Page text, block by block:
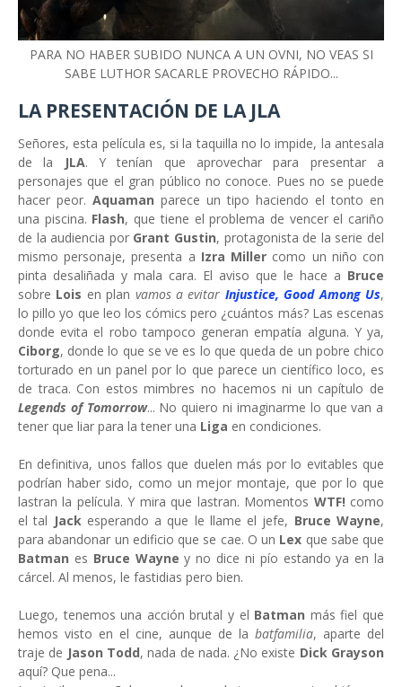
PARA NO HABER SUBIDO NUNCA A UN OVNI, NO VEAS SI
SABE LUTHOR SACARLE PROVECHO RÁPIDO...
LA PRESENTACIÓN DE LA JLA
Señores, esta película es, si la taquilla no lo impide, la antesala
de la
JLA. Y tenían que aprovechar para presentar a
personajes que el gran público no conoce. Pues no se puede
hacer peor. Aquaman parece un tipo haciendo el tonto en
una piscina. Flash, que tiene el problema de vencer el cariño
de la audiencia por Grant Gustin, protagonista de la serie del
mismo personaje, presenta a Izra Miller como un niño con
pinta desaliñada y mala cara. El aviso que le hace a Bruce
sobre Lois en plan vamos a evitar Injustice, Good Among Us,
lo pillo yo que leo los cómics pero ¿cuántos más? Las escenas
donde evita el robo tampoco generan empatía alguna. Y ya,
Ciborg, donde lo que se ve es lo que queda de un pobre chico
torturado en un panel por lo que parece un científico loco, es
de traca. Con estos mimbres no hacemos ni un capítulo de
Legends of Tomorrow... No quiero ni imaginarme lo que van a
tener que liar para la tener una Liga en condiciones.
En definitiva, unos fallos que duelen más por lo evitables que
podrían haber sido, como un mejor montaje, que por lo que
lastran la película. Y mira que lastran. Momentos WTF! como
el tal Jackesperando a que le llame el jefe, Bruce Wayne,
para abandonar un edificio que se cae. O un Lex que sabe que
Batman es Bruce Wayne y no dice ni pío estando ya en la
cárcel. Al menos, le fastidias pero bien.
Luego, tenemos una acción brutal y el Batman más fiel que
hemos visto en el cine, aunque de la batfamilia, aparte del
traje de Jason Todd, nada de nada. ¿No existe Dick Grayson
aquí? Que pena...